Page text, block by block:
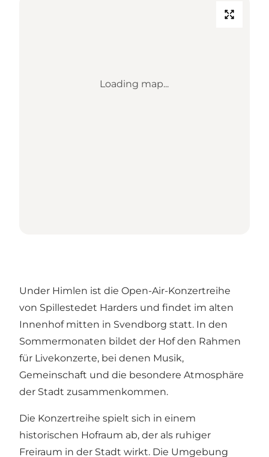
Loading map...
Under Himlen ist die Open-Air-Konzertreihe
von Spillestedet Harders und findet im alten
Innenhof mitten in Svendborg statt. In den
Sommermonaten bildet der Hof den Rahmen
für Livekonzerte, bei denen Musik,
Gemeinschaft und die besondere Atmosphäre
der Stadt zusammenkommen.
Die Konzertreihe spielt sich in einem
historischen Hofraum ab, der als ruhiger
Freiraum in der Stadt wirkt. Die Umgebung